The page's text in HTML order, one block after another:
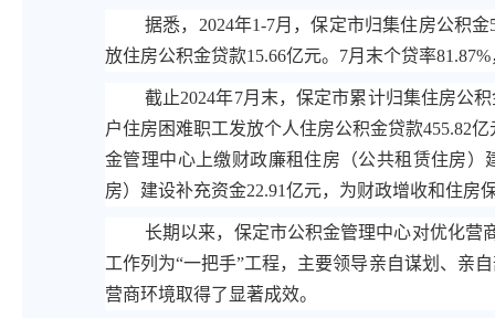
据悉，2024年1-7月，保定市归集住房公积
放住房公积金贷款15.66亿元。7月末个贷率
截止2024年7月末，保定市累计归集住房公
户住房困难职工发放个人住房公积金贷款455.82
金管理中心上缴财政廉租住房（公共租赁住房）
房）建设补充资金22.91亿元，为财政增收和住房
长期以来，保定市公积金管理中心对优化营
工作列为“一把手”工程，主要领导亲自谋划、亲
营商环境取得了显著成效。